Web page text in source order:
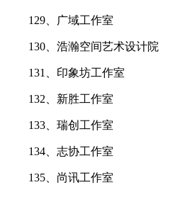
129、广域工作室
130、浩瀚空间艺术设计院
131、印象坊工作室
132、新胜工作室
133、瑞创工作室
134、志协工作室
135、尚讯工作室